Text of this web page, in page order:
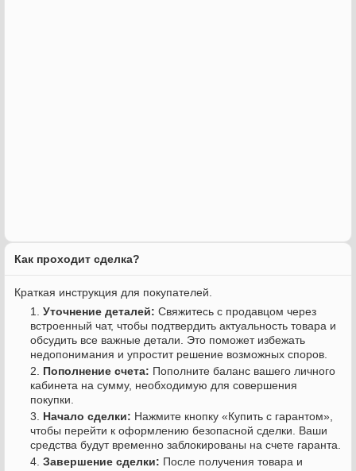
Как проходит сделка?
Краткая инструкция для покупателей.
Уточнение деталей: Свяжитесь с продавцом через
встроенный чат, чтобы подтвердить актуальность товара и
обсудить все важные детали. Это поможет избежать
недопонимания и упростит решение возможных споров.
Пополнение счета: Пополните баланс вашего личного
кабинета на сумму, необходимую для совершения
покупки.
Начало сделки: Нажмите кнопку «Купить с гарантом»,
чтобы перейти к оформлению безопасной сделки. Ваши
средства будут временно заблокированы на счете гаранта.
Завершение сделки: После получения товара и